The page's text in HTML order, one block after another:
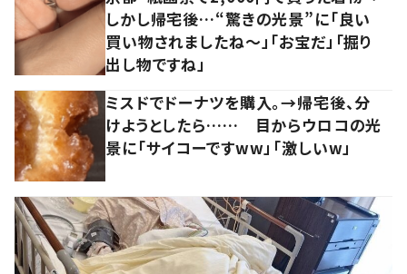
しかし帰宅後…“驚きの光景”に「良い
買い物されましたね～」「お宝だ」「掘り
出し物ですね」
ミスドでドーナツを購入。→帰宅後、分
けようとしたら…… 目からウロコの光
景に「サイコーですww」「激しいw」